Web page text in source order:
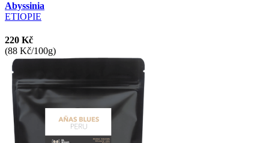
Abyssinia
ETIOPIE
220 Kč
(88 Kč/100g)